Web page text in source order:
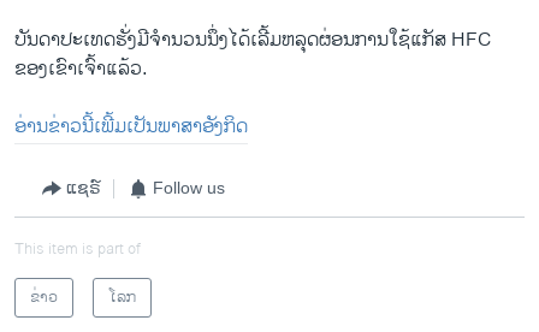
ບັນ​ດາ​ປະ​ເ​ທດ​ຮັ່ງມີ​ຈຳນວນນຶ່ງ​ໄດ້​ເລີ້ມ​ຫລຸດຜ່ອນ​ການ​ໃຊ້​ແກັສ HFC
ຂອງ​ເຂົາ​ເຈົ້າ​ແລ້ວ.
ອ່ານຂ່າວນີ້ເພີ້ມເປັນພາສາອັງກິດ
ແຊຣ໌ Follow us
This item is part of
ຂ່າວ
ໂລກ